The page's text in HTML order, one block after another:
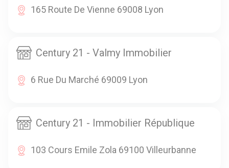
165 Route De Vienne 69008 Lyon
Century 21 - Valmy Immobilier
6 Rue Du Marché 69009 Lyon
Century 21 - Immobilier République
103 Cours Emile Zola 69100 Villeurbanne